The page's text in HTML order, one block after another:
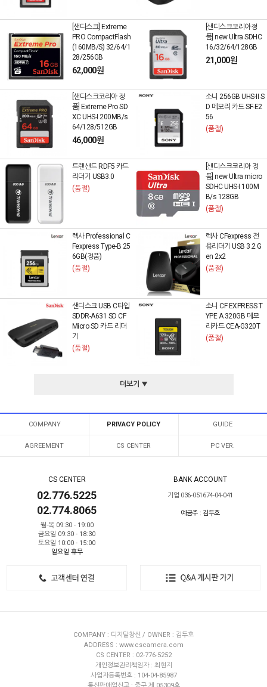
[샌디스크] Extreme
PRO CompactFlash
(160MB/S) 32/64/1
28/256GB
62,000원
[샌디스크코리아정
품] new Ultra SDHC
16/32/64/128GB
21,000원
[샌디스크코리아 정
품] Extreme Pro SD
XC UHS-I 200MB/s
64/128/512GB
46,000원
소니 256GB UHS-II S
D 메모리 카드 SF-E2
56
(품절)
트랜샌드 RDF5 카드
리더기 USB3.0
(품절)
[샌디스크코리아 정
품] new Ultra micro
SDHC UHS-I 100M
B/s 128GB
(품절)
렉사 Professional C
Fexpress Type-B 25
6GB(정품)
(품절)
렉사 CFexpress 전
용리더기 USB 3.2 G
en 2x2
(품절)
샌디스크 USB C타입
SDDR-A631 SD CF
Micro SD 카드 리더
기
(품절)
소니 CF EXPRESS T
YPE A 320GB 메모
리카드 CEA-G320T
(품절)
더보기 ▼
COMPANY PRIVACY POLICY GUIDE
AGREEMENT CS CENTER PC VER.
CS CENTER
02.776.5225
02.774.8065
월-목 09:30 - 19:00
금요일 09:30 - 18:30
토요일 10:00 - 15:00
일요일 휴무
BANK ACCOUNT
기업 036-051674-04-041
예금주 : 김두호
COMPANY : 디지탈창신 / OWNER : 김두호
ADDRESS : www.cscamera.com
CS CENTER : 02-776-5252
개인정보관리책임자 : 최현지
사업자등록번호 : 104-04-85987